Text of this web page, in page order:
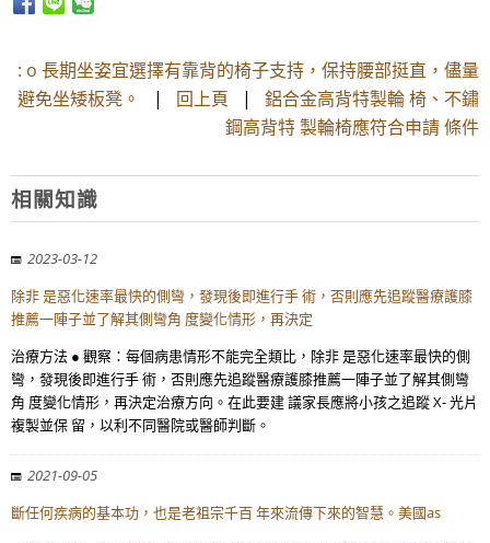
: o 長期坐姿宜選擇有靠背的椅子支持，保持腰部挺直，儘量
避免坐矮板凳。
| 回上頁 | 鋁合金高背特製輪 椅、不鏽
鋼高背特 製輪椅應符合申請 條件
相關知識
2023-03-12
除非 是惡化速率最快的側彎，發現後即進行手 術，否則應先追蹤醫療護膝
推薦一陣子並了解其側彎角 度變化情形，再決定
治療方法 ● 觀察：每個病患情形不能完全類比，除非 是惡化速率最快的側
彎，發現後即進行手 術，否則應先追蹤醫療護膝推薦一陣子並了解其側彎
角 度變化情形，再決定治療方向。在此要建 議家長應將小孩之追蹤 X- 光片
複製並保 留，以利不同醫院或醫師判斷。
2021-09-05
斷任何疾病的基本功，也是老祖宗千百 年來流傳下來的智慧。美國as